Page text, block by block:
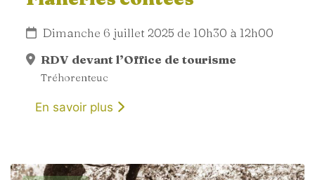
Dimanche 6 juillet 2025 de 10h30 à 12h00
RDV devant l’Office de tourisme
Tréhorenteuc
En savoir plus